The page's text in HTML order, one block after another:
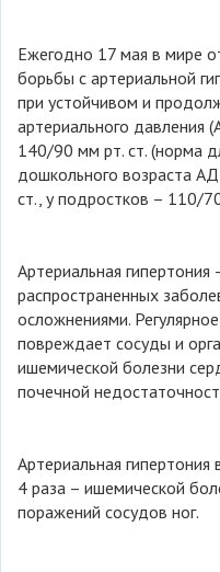
Ежегодно 17 мая в мире
борьбы с артериальной
при устойчивом и
артериального давления
140/90 мм рт. ст. (норма
дошкольного возраста
ст., у подростков – 110/
Артериальная
распространенных
осложнениями.
повреждает сосуды и
ишемической болезни
почечной
Артериальная гипертония
4 раза – ишемической
поражений сосудов ног.